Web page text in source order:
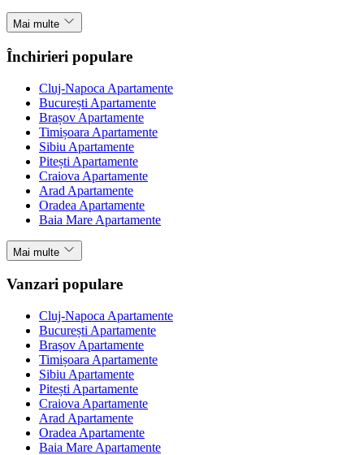
Mai multe
Închirieri populare
Cluj-Napoca Apartamente
București Apartamente
Brașov Apartamente
Timișoara Apartamente
Sibiu Apartamente
Pitești Apartamente
Craiova Apartamente
Arad Apartamente
Oradea Apartamente
Baia Mare Apartamente
Mai multe
Vanzari populare
Cluj-Napoca Apartamente
București Apartamente
Brașov Apartamente
Timișoara Apartamente
Sibiu Apartamente
Pitești Apartamente
Craiova Apartamente
Arad Apartamente
Oradea Apartamente
Baia Mare Apartamente